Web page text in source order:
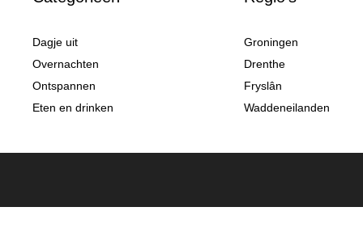
Dagje uit
Overnachten
Ontspannen
Eten en drinken
Groningen
Drenthe
Fryslân
Waddeneilanden